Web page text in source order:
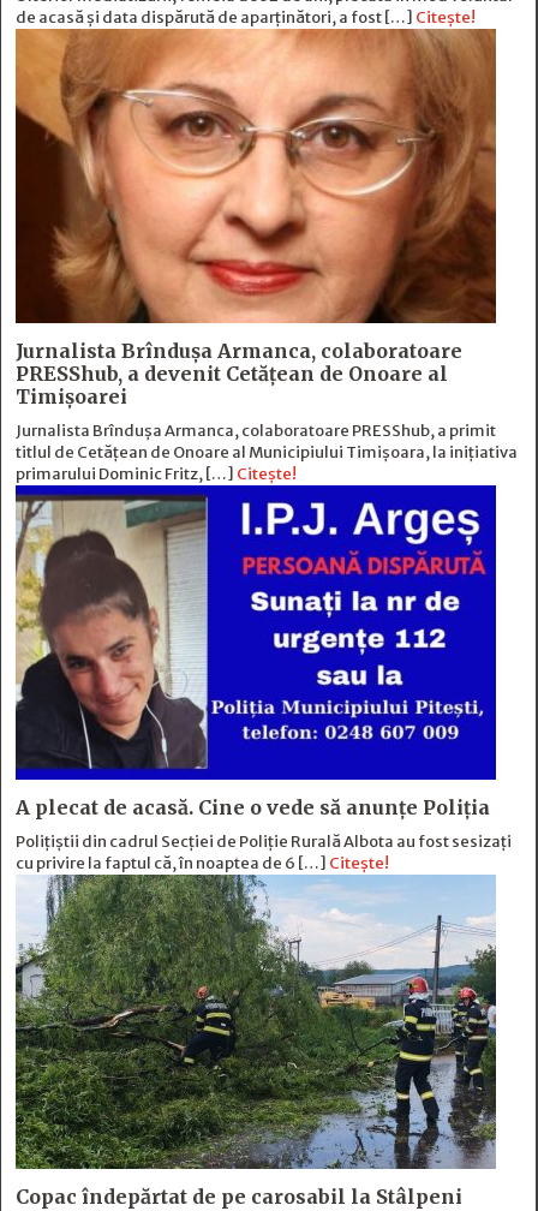
de acasă și data dispărută de aparținători, a fost […] Citește!
Jurnalista Brîndușa Armanca, colaboratoare
PRESShub, a devenit Cetățean de Onoare al
Timișoarei
Jurnalista Brîndușa Armanca, colaboratoare PRESShub, a primit
titlul de Cetățean de Onoare al Municipiului Timișoara, la inițiativa
primarului Dominic Fritz, […] Citește!
A plecat de acasă. Cine o vede să anunțe Poliția
Polițiștii din cadrul Secției de Poliție Rurală Albota au fost sesizați
cu privire la faptul că, în noaptea de 6 […] Citește!
Copac îndepărtat de pe carosabil la Stâlpeni